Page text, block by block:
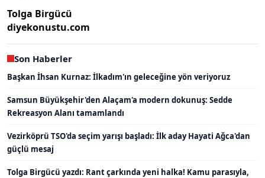
Tolga Birgücü
diyekonustu.com
Son Haberler
Başkan İhsan Kurnaz: İlkadım'ın geleceğine yön veriyoruz
Samsun Büyükşehir'den Alaçam'a modern dokunuş: Sedde
Rekreasyon Alanı tamamlandı
Vezirköprü TSO'da seçim yarışı başladı: İlk aday Hayati Ağca'dan
güçlü mesaj
Tolga Birgücü yazdı: Rant çarkında yeni halka! Kamu parasıyla,